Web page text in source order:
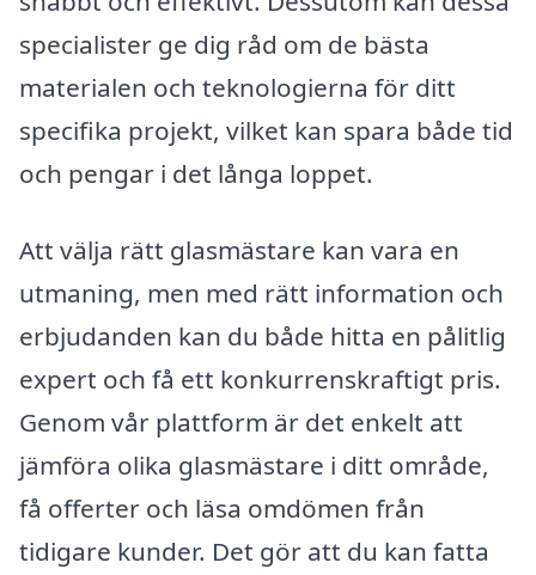
specialister ge dig råd om de bästa
materialen och teknologierna för ditt
specifika projekt, vilket kan spara både tid
och pengar i det långa loppet.
Att välja rätt glasmästare kan vara en
utmaning, men med rätt information och
erbjudanden kan du både hitta en pålitlig
expert och få ett konkurrenskraftigt pris.
Genom vår plattform är det enkelt att
jämföra olika glasmästare i ditt område,
få offerter och läsa omdömen från
tidigare kunder. Det gör att du kan fatta